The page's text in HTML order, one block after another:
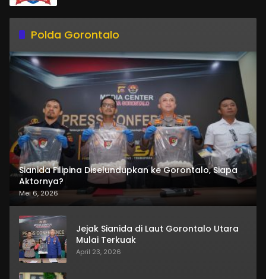
Polda Gorontalo
Sianida Filipina Diselundupkan ke Gorontalo, Siapa
Aktornya?
Mei 6, 2026
Jejak Sianida di Laut Gorontalo Utara
Mulai Terkuak
April 23, 2026